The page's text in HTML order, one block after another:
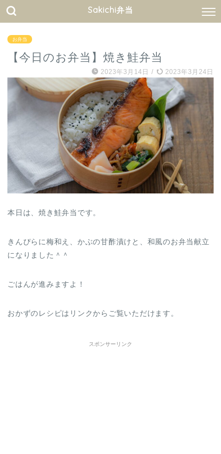
Sakichi弁当
お弁当
【今日のお弁当】焼き鮭弁当
2023年3月14日 / 2023年3月24日
本日は、焼き鮭弁当です。
きんぴらに梅和え、かぶの甘酢漬けと、和風のお弁当献立
になりました＾＾
ごはんが進みますよ！
おかずのレシピはリンクからご覧いただけます。
スポンサーリンク